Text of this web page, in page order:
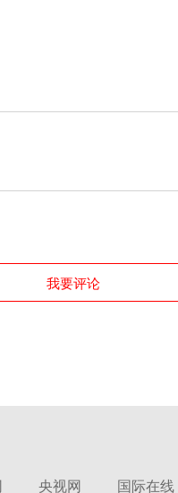
我要评论
央视网 国际在线